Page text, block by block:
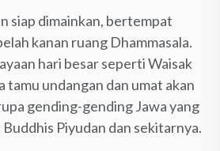
siap dimainkan, bertempat
kanan ruang Dhammasala.
hari besar seperti Waisak
tamu undangan dan umat akan
gending-gending Jawa yang
Piyudan dan sekitarnya.